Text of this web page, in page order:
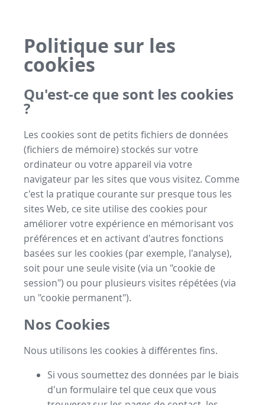
Politique sur les
cookies
Qu'est-ce que sont les cookies
?
Les cookies sont de petits fichiers de données
(fichiers de mémoire) stockés sur votre
ordinateur ou votre appareil via votre
navigateur par les sites que vous visitez. Comme
c'est la pratique courante sur presque tous les
sites Web, ce site utilise des cookies pour
améliorer votre expérience en mémorisant vos
préférences et en activant d'autres fonctions
basées sur les cookies (par exemple, l'analyse),
soit pour une seule visite (via un "cookie de
session") ou pour plusieurs visites répétées (via
un "cookie permanent").
Nos Cookies
Nous utilisons les cookies à différentes fins.
Si vous soumettez des données par le biais
d'un formulaire tel que ceux que vous